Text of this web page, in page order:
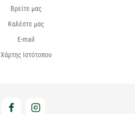
Βρείτε μας
Καλέστε μας
E-mail
Χάρτης Ιστότοπου